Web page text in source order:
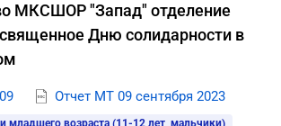
МКСШОР "Запад" отделение
Дню солидарности в
Отчет МТ 09 сентября 2023
младшего возраста (11-12 лет, мальчики)